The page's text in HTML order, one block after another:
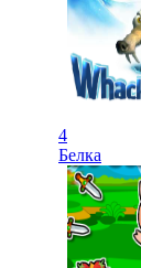
4
Белка